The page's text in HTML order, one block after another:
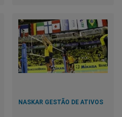
NASKAR GESTÃO DE ATIVOS